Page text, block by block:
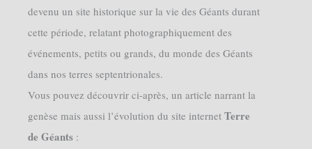
devenu un site historique sur la vie des Géants durant
cette période, relatant photographiquement des
événements, petits ou grands, du monde des Géants
dans nos terres septentrionales.
Vous pouvez découvrir ci-après, un article narrant la
genèse mais aussi l’évolution du site internet Terre
de Géants :